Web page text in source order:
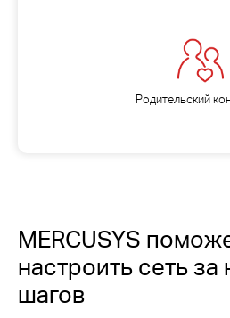
Родительский
MERCUSYS
настроить сеть за
шагов